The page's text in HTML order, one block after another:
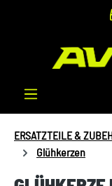
Zum Hauptinhalt
ERSATZTEILE &
Glühkerzen